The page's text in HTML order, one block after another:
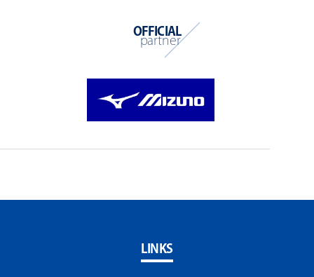
OFFICIAL
partner
LINKS